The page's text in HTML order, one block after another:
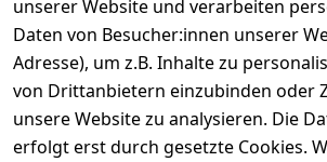
Durchschnittliche
0
Basierend auf 0
Bewertung abgeben
unserer Website und verarbeiten
Daten von Besucher:innen unserer
Adresse), um z.B. Inhalte zu
von Drittanbietern einzubinden oder
unsere Website zu analysieren. Die
erfolgt erst durch gesetzte Cookies.